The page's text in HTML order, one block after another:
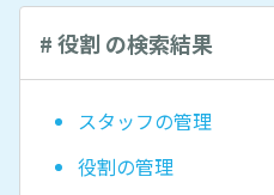
# 役割 の検索結果
スタッフの管理
役割の管理